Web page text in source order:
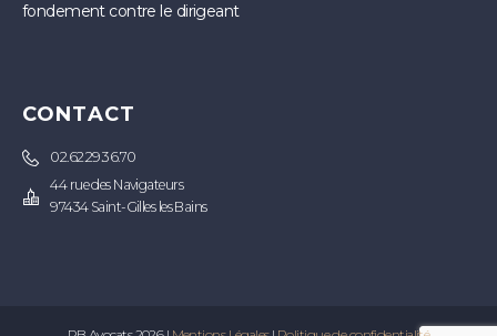
fondement contre le dirigeant
CONTACT
02.62.29.36.70
44 rue des Navigateurs
97434 Saint-Gilles les Bains